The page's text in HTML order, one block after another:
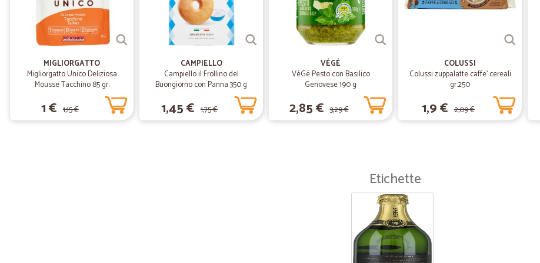
Velocissimi, precisi. Da fare
MIGLIORGATTO
Migliorgatto Unico Deliziosa
Mousse Tacchino 85 gr.
1 € 1,15 €
CAMPIELLO
Campiello il Frollino del
Buongiorno con Panna 350 g
1,45 € 1,75 €
VÉGÉ
VéGé Pesto con Basilico
Genovese 190 g
2,85 € 3,29 €
COLUSSI
Colussi zuppalatte caffe' cereali
gr.250
1,9 € 2,09 €
Etichette